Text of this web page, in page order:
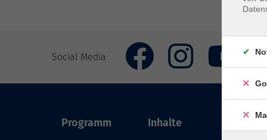
Social Media
Programm Inhalte